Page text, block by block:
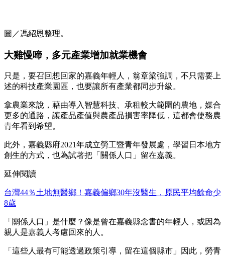
圖／馮紹恩整理。
大雞慢啼，多元產業增加就業機會
只是，要召回想回家的嘉義年輕人，翁章梁強調，不只需要上
述的科技產業園區，也要讓所有產業都同步升級。
拿農業來說，藉由導入智慧科技、承租較大範圍的農地，媒合
更多的通路，讓產品產值與農產品損害率降低，這都會使務農
青年看到希望。
此外，嘉義縣府2021年成立勞工暨青年發展處，學習日本地方
創生的方式，也為試著把「關係人口」留在嘉義。
延伸閱讀
台灣44％土地無醫鄉！嘉義偏鄉30年沒醫生，原民平均餘命少
8歲
「關係人口」是什麼？像是曾在嘉義縣念書的年輕人，或因為
親人是嘉義人考慮回來的人。
「這些人最有可能透過政策引導，留在這個縣市」因此，勞青